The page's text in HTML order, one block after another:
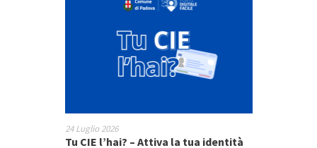
24 Luglio 2026
Tu CIE l’hai? – Attiva la tua identità